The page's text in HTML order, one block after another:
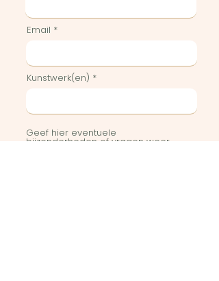
Email
Kunstwerk(en)
Geef hier eventuele
bijzonderheden of vragen weer